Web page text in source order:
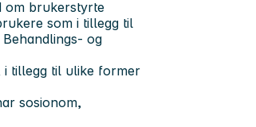
om brukerstyrte
som i tillegg til
og
i tillegg til ulike former
sosionom,